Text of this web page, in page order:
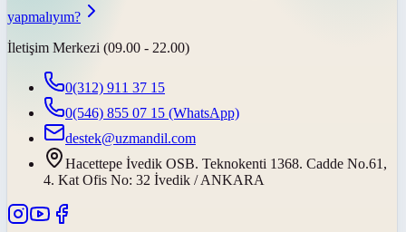
yapmalıyım?
İletişim Merkezi (09.00 - 22.00)
0(312) 911 37 15
0(546) 855 07 15 (WhatsApp)
destek@uzmandil.com
Hacettepe İvedik OSB. Teknokenti 1368. Cadde No.61,
4. Kat Ofis No: 32 İvedik / ANKARA